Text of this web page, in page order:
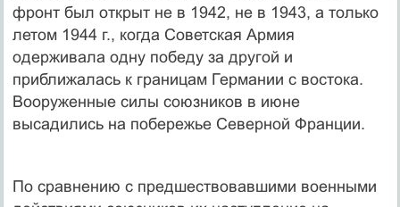
фронт был открыт не в 1942, не в 1943, а только
летом 1944 г., когда Советская Армия
одерживала одну победу за другой и
приближалась к границам Германии с востока.
Вооруженные силы союзников в июне
высадились на побережье Северной Франции.
По сравнению с предшествовавшими военными